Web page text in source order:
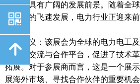
明行业具有广阔的发展前景。随着全
力技术的飞速发展，电力行业正迎来
展会意义：该展会为全球的电力电工
重要的交流与合作平台，促进了技术
拓展。对于参展商而言，这是一个展
展海外市场、寻找合作伙伴的重要机
낃
녕